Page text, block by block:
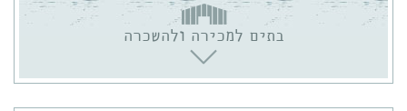
בתים למכירה ולהשכרה